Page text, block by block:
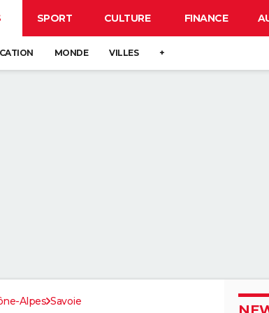
SPORT CULTURE FINANCE
MONDE VILLES +
Alpes Savoie